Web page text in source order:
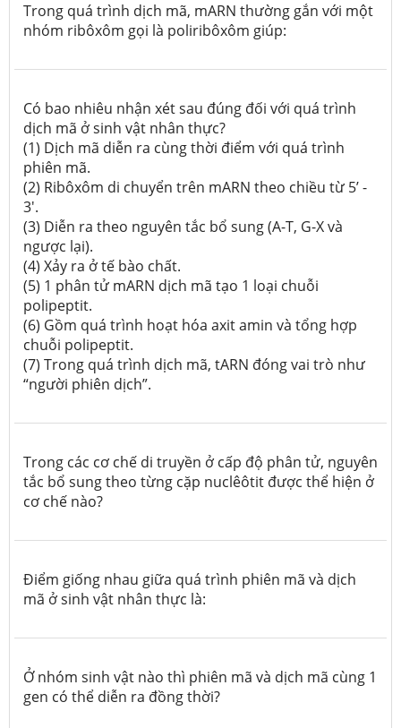
Trong quá trình dịch mã, mARN thường gắn với một
nhóm ribôxôm gọi là poliribôxôm giúp:
Có bao nhiêu nhận xét sau đúng đối với quá trình
dịch mã ở sinh vật nhân thực?
(1) Dịch mã diễn ra cùng thời điểm với quá trình
phiên mã.
(2) Ribôxôm di chuyển trên mARN theo chiều từ 5’ -
3'.
(3) Diễn ra theo nguyên tắc bổ sung (A-T, G-X và
ngược lại).
(4) Xảy ra ở tế bào chất.
(5) 1 phân tử mARN dịch mã tạo 1 loại chuỗi
polipeptit.
(6) Gồm quá trình hoạt hóa axit amin và tổng hợp
chuỗi polipeptit.
(7) Trong quá trình dịch mã, tARN đóng vai trò như
“người phiên dịch”.
Trong các cơ chế di truyền ở cấp độ phân tử, nguyên
tắc bổ sung theo từng cặp nuclêôtit được thể hiện ở
cơ chế nào?
Điểm giống nhau giữa quá trình phiên mã và dịch
mã ở sinh vật nhân thực là:
Ở nhóm sinh vật nào thì phiên mã và dịch mã cùng 1
gen có thể diễn ra đồng thời?